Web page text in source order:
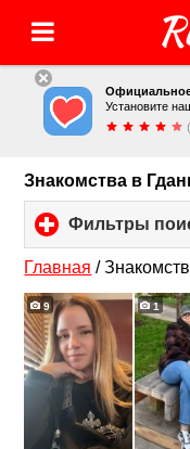
Установите
Знакомства в
Фильтры
Главная /
9 1